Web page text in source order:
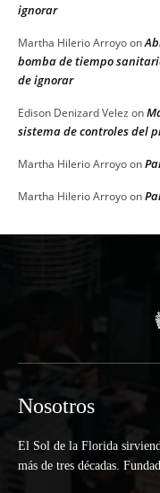
ignorar
Martha Hilerio Arroyoon
bomba de tiempo
de ignorar
Edison Denizard Velez on
sistema de controles del
Martha Hilerio Arroyoon
Martha Hilerio Arroyoon
Nosotros
El Sol de la Florida
más de tres décadas.